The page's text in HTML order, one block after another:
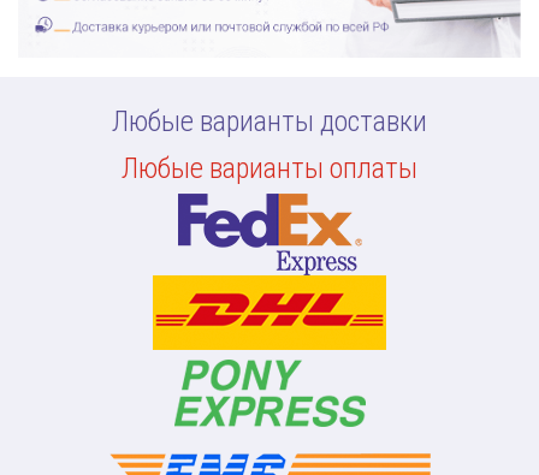
Любые варианты доставки
Любые варианты оплаты